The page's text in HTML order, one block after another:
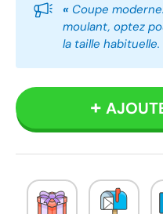
« Coupe
moulant, optez
la taille habituelle.